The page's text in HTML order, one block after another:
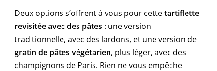
Deux options s’offrent à vous pour cettetartiflette
revisitée avec des pâtes : une version
traditionnelle, avec des lardons, et une version de
gratin de pâtes végétarien, plus léger, avec des
champignons de Paris. Rien ne vous empêche